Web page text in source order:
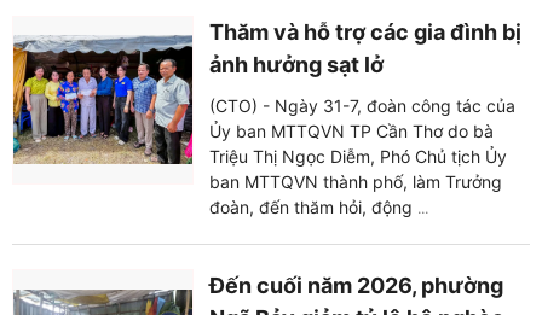
Thăm và hỗ trợ các gia đình bị
ảnh hưởng sạt lở
(CTO) - Ngày 31-7, đoàn công tác của
Ủy ban MTTQVN TP Cần Thơ do bà
Triệu Thị Ngọc Diễm, Phó Chủ tịch Ủy
ban MTTQVN thành phố, làm Trưởng
đoàn, đến thăm hỏi, động ...
Đến cuối năm 2026, phường